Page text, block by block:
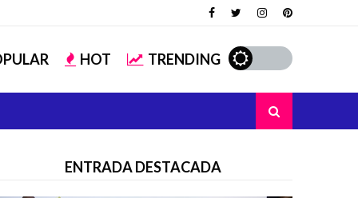
HOT TRENDING
ENTRADA DESTACADA